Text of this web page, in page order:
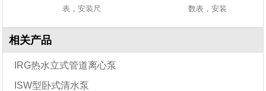
表，安装尺
数表，安装
相关产品
IRG热水立式管道离心泵
ISW型卧式清水泵